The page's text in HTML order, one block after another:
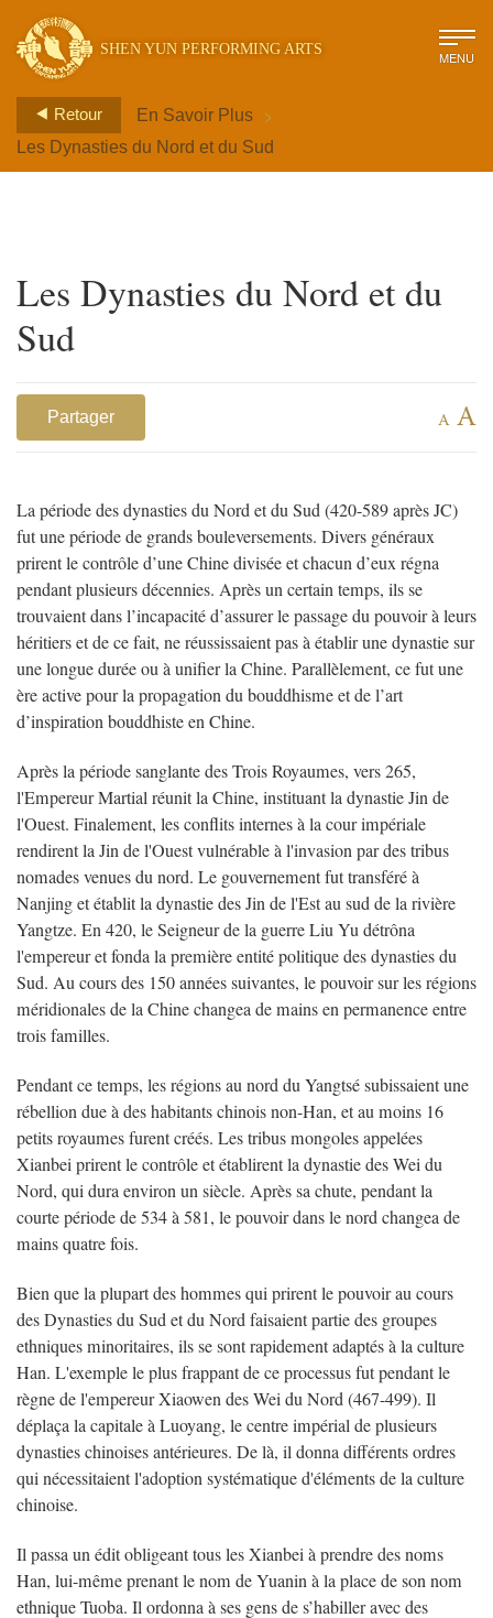
SHEN YUN PERFORMING ARTS MENU
Retour En Savoir Plus >
Les Dynasties du Nord et du Sud
Les Dynasties du Nord et du
Sud
Partager A A
La période des dynasties du Nord et du Sud (420-589 après JC)
fut une période de grands bouleversements. Divers généraux
prirent le contrôle d’une Chine divisée et chacun d’eux régna
pendant plusieurs décennies. Après un certain temps, ils se
trouvaient dans l’incapacité d’assurer le passage du pouvoir à leurs
héritiers et de ce fait, ne réussissaient pas à établir une dynastie sur
une longue durée ou à unifier la Chine. Parallèlement, ce fut une
ère active pour la propagation du bouddhisme et de l’art
d’inspiration bouddhiste en Chine.
Après la période sanglante des Trois Royaumes, vers 265,
l'Empereur Martial réunit la Chine, instituant la dynastie Jin de
l'Ouest. Finalement, les conflits internes à la cour impériale
rendirent la Jin de l'Ouest vulnérable à l'invasion par des tribus
nomades venues du nord. Le gouvernement fut transféré à
Nanjing et établit la dynastie des Jin de l'Est au sud de la rivière
Yangtze. En 420, le Seigneur de la guerre Liu Yu détrôna
l'empereur et fonda la première entité politique des dynasties du
Sud. Au cours des 150 années suivantes, le pouvoir sur les régions
méridionales de la Chine changea de mains en permanence entre
trois familles.
Pendant ce temps, les régions au nord du Yangtsé subissaient une
rébellion due à des habitants chinois non-Han, et au moins 16
petits royaumes furent créés. Les tribus mongoles appelées
Xianbei prirent le contrôle et établirent la dynastie des Wei du
Nord, qui dura environ un siècle. Après sa chute, pendant la
courte période de 534 à 581, le pouvoir dans le nord changea de
mains quatre fois.
Bien que la plupart des hommes qui prirent le pouvoir au cours
des Dynasties du Sud et du Nord faisaient partie des groupes
ethniques minoritaires, ils se sont rapidement adaptés à la culture
Han. L'exemple le plus frappant de ce processus fut pendant le
règne de l'empereur Xiaowen des Wei du Nord (467-499). Il
déplaça la capitale à Luoyang, le centre impérial de plusieurs
dynasties chinoises antérieures. De là, il donna différents ordres
qui nécessitaient l'adoption systématique d'éléments de la culture
chinoise.
Il passa un édit obligeant tous les Xianbei à prendre des noms
Han, lui-même prenant le nom de Yuanin à la place de son nom
ethnique Tuoba. Il ordonna à ses gens de s’habiller avec des